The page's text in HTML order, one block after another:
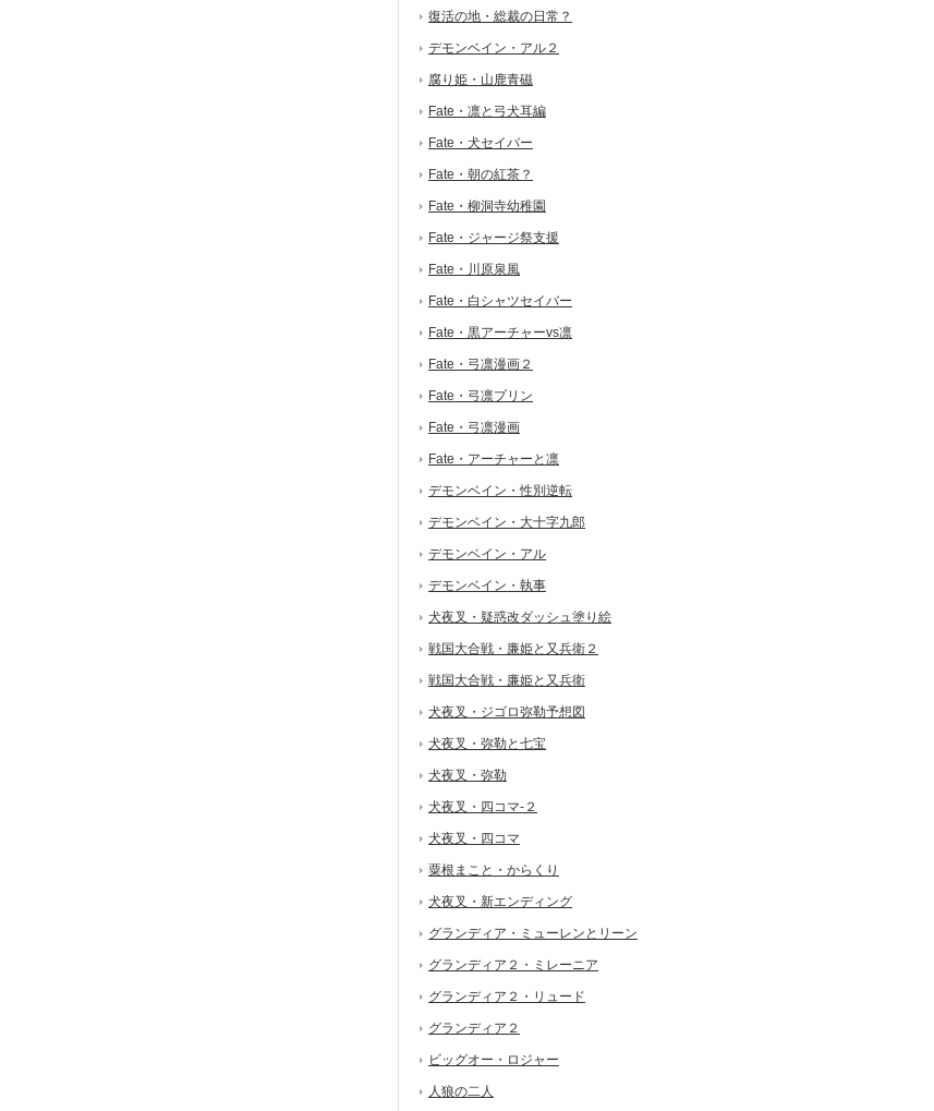
復活の地・総裁の日常？
デモンベイン・アル２
腐り姫・山鹿青磁
Fate・凛と弓犬耳編
Fate・犬セイバー
Fate・朝の紅茶？
Fate・柳洞寺幼稚園
Fate・ジャージ祭支援
Fate・川原泉風
Fate・白シャツセイバー
Fate・黒アーチャーvs凛
Fate・弓凛漫画２
Fate・弓凛プリン
Fate・弓凛漫画
Fate・アーチャーと凛
デモンベイン・性別逆転
デモンベイン・大十字九郎
デモンベイン・アル
デモンベイン・執事
犬夜叉・疑惑改ダッシュ塗り絵
戦国大合戦・廉姫と又兵衛２
戦国大合戦・廉姫と又兵衛
犬夜叉・ジゴロ弥勒予想図
犬夜叉・弥勒と七宝
犬夜叉・弥勒
犬夜叉・四コマ-２
犬夜叉・四コマ
粟根まこと・からくり
犬夜叉・新エンディング
グランディア・ミューレンとリーン
グランディア２・ミレーニア
グランディア２・リュード
グランディア２
ビッグオー・ロジャー
人狼の二人